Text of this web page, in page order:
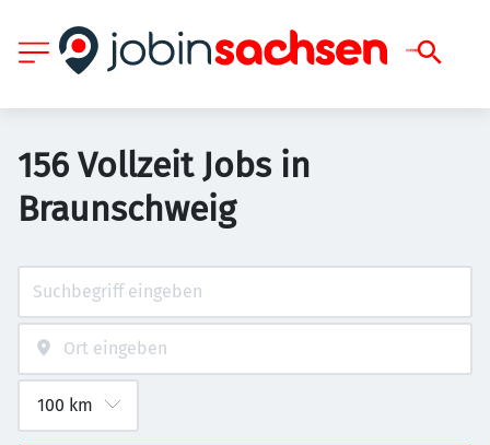
156 Vollzeit Jobs in
Braunschweig